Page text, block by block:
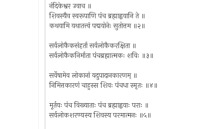
नंदिकेश्वर उवाच ॥
शिवस्यैव स्वरूपाणि पंच ब्रह्माह्वयानि ते ॥
कथयामि यथातत्त्वं पद्मयोनेः सुतोत्तम ॥२॥
सर्वलोकैकसंहर्ता सर्वलोकैकरक्षिता ॥
सर्वलोकैकनिर्माता पंचब्रह्मात्मकः शविः ॥३॥
सर्वेषामेव लोकानां यदुपादानकारणम् ॥
निमित्तकारणं चाहुस्स शिवः पंचधा स्मृतः ॥४॥
मूर्तयः पंच विख्याताः पंच ब्रह्माह्वयाः पराः ॥
सर्वलोकशरण्यस्य शिवस्य परमात्मनः ॥५॥